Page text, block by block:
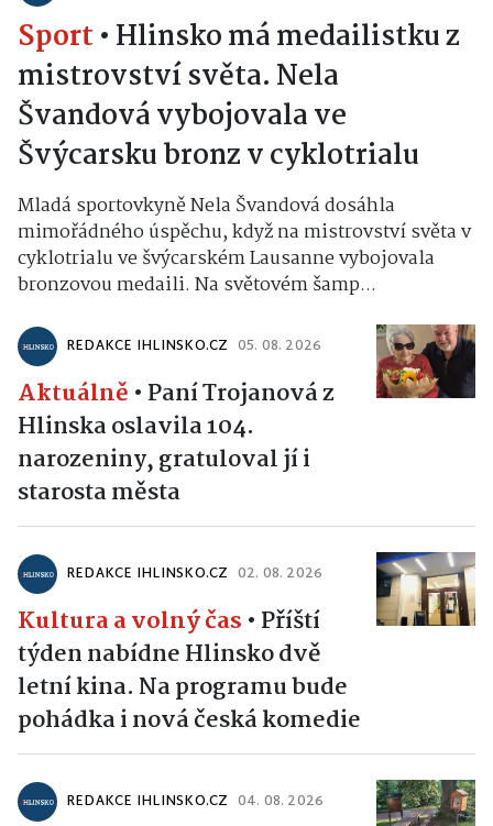
Sport • Hlinsko má medailistku z
mistrovství světa. Nela
Švandová vybojovala ve
Švýcarsku bronz v cyklotrialu
Mladá sportovkyně Nela Švandová dosáhla
mimořádného úspěchu, když na mistrovství světa v
cyklotrialu ve švýcarském Lausanne vybojovala
bronzovou medaili. Na světovém šamp...
REDAKCE IHLINSKO.CZ 05. 08. 2026
Aktuálně • Paní Trojanová z
Hlinska oslavila 104.
narozeniny, gratuloval jí i
starosta města
REDAKCE IHLINSKO.CZ 02. 08. 2026
Kultura a volný čas • Příští
týden nabídne Hlinsko dvě
letní kina. Na programu bude
pohádka i nová česká komedie
REDAKCE IHLINSKO.CZ 04. 08. 2026